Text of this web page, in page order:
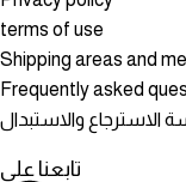
terms of use
Shipping areas and
Frequently asked
الاسترجاع والاستبدال
تابعنا على